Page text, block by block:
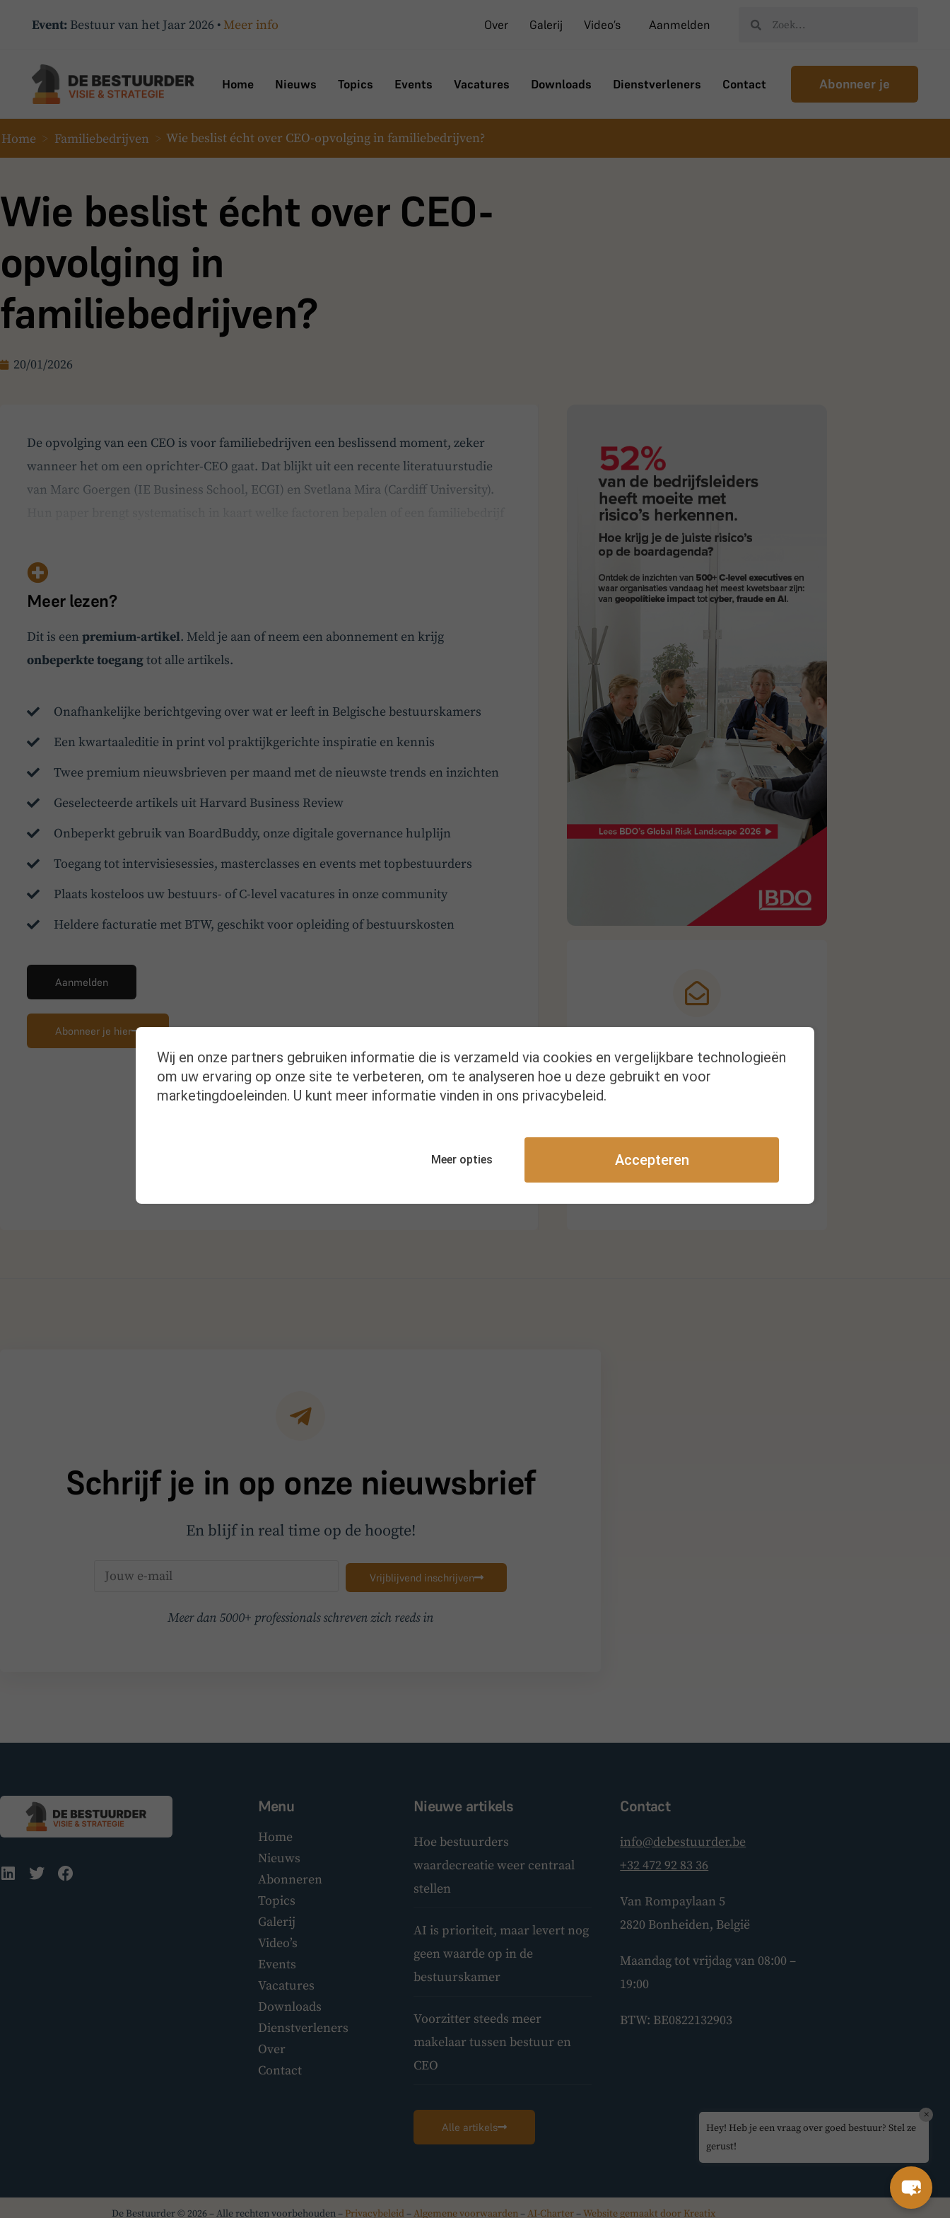
Event: Bestuur van het Jaar 2026 • Meer info Over Galerij Video’s Aanmelden
Home Nieuws Topics Events Vacatures Downloads Dienstverleners Contact Abonneer je
Home > Familiebedrijven > Wie beslist écht over CEO-opvolging in familiebedrijven?
Wie beslist écht over CEO-
opvolging in
familiebedrijven?
20/01/2026
De opvolging van een CEO is voor familiebedrijven een beslissend moment, zeker
wanneer het om een oprichter-CEO gaat. Dat blijkt uit een recente literatuurstudie
van Marc Goergen (IE Business School, ECGI) en Svetlana Mira (Cardiff University).
Meer lezen?
Dit is eenpremium-artikel. Meld je aan of neem een abonnement en krijg
onbeperkte toegangtot alle artikels.
Onafhankelijke berichtgeving over wat er leeft in Belgische bestuurskamers
Een kwartaaleditie in print vol praktijkgerichte inspiratie en kennis
Twee premium nieuwsbrieven per maand met de nieuwste trends en inzichten
Geselecteerde artikels uit Harvard Business Review
Onbeperkt gebruik van BoardBuddy, onze digitale governance hulplijn
Toegang tot intervisiesessies, masterclasses en events met topbestuurders
Plaats kosteloos uw bestuurs- of C-level vacatures in onze community
Heldere facturatie met BTW, geschikt voor opleiding of bestuurskosten
Aanmelden
Abonneer je hier
Nieuwsbrief
Krijg een melding bij nieuwe
Schrijf je in op onze nieuwsbrief
En blijf in real time op de hoogte!
Vrijblijvend inschrijven
Meer dan 5000+ professionals schreven zich reeds in
Menu
Home
Nieuws
Abonneren
Topics
Galerij
Video’s
Events
Vacatures
Downloads
Dienstverleners
Over
Contact
Nieuwe artikels
Hoe bestuurders
waardecreatie weer centraal
stellen
AI is prioriteit, maar levert nog
geen waarde op in de
bestuurskamer
Voorzitter steeds meer
makelaar tussen bestuur en
CEO
Alle artikels
Contact
info@debestuurder.be
+32 472 92 83 36
Van Rompaylaan 5
2820 Bonheiden, België
Maandag tot vrijdag van 08:00 –
19:00
BTW: BE0822132903
De Bestuurder © 2026 – Alle rechten voorbehouden – Privacybeleid–Algemene voorwaarden–AI-Charter– Website gemaakt door Kreatix
Hey! Heb je een vraag over goed
bestuur? Stel ze gerust!
Hey! Heb je een vraag over goed bestuur? Stel ze
gerust!
×
Wij en onze partners gebruiken informatie die is verzameld via cookies en vergelijkbare technologieën
om uw ervaring op onze site te verbeteren, om te analyseren hoe u deze gebruikt en voor
marketingdoeleinden. U kunt meer informatie vinden in ons privacybeleid.
Meer opties Accepteren